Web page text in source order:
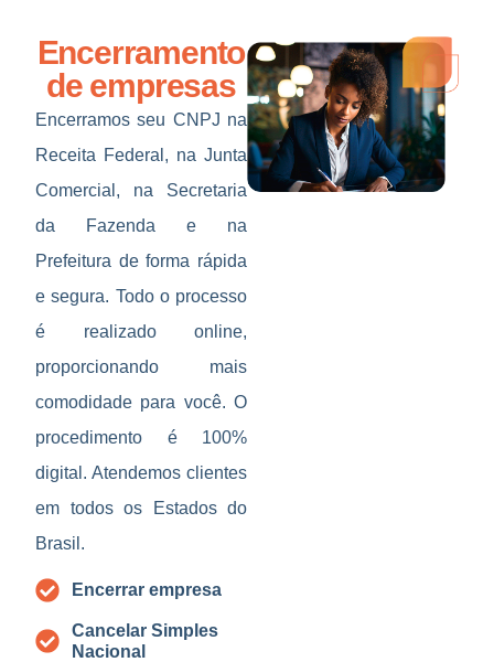
Encerramento
de empresas
Encerramos seu CNPJ na
Receita Federal, na Junta
Comercial, na Secretaria
da Fazenda e na
Prefeitura de forma rápida
e segura. Todo o processo
é realizado online,
proporcionando mais
comodidade para você. O
procedimento é 100%
digital. Atendemos clientes
em todos os Estados do
Brasil.
Encerrar empresa
Cancelar Simples
Nacional